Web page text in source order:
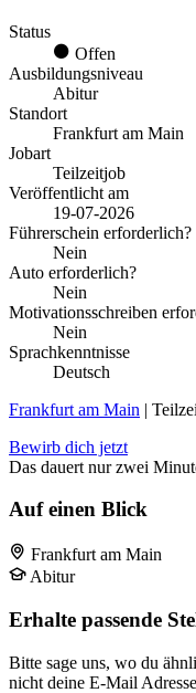
Status
Offen
Ausbildungsniveau
Abitur
Standort
Frankfurt am Main
Jobart
Teilzeitjob
Veröffentlicht am
19-07-2026
Führerschein erforderlich?
Nein
Auto erforderlich?
Nein
Motivationsschreiben
Nein
Sprachkenntnisse
Deutsch
Frankfurt am Main |
Bewirb dich jetzt
Das dauert nur zwei
Auf einen Blick
Frankfurt am Main
Abitur
Erhalte passende
Bitte sage uns, wo du
nicht deine E-Mail